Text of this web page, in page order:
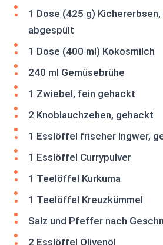
1 Dose (425 g)
abgespült
1 Dose (400 ml) Kokosmilch
240 ml Gemüsebrühe
1 Zwiebel, fein gehackt
2 Knoblauchzehen, gehackt
1 Esslöffel frischer Ingwer,
1 Esslöffel Currypulver
1 Teelöffel Kurkuma
1 Teelöffel Kreuzkümmel
Salz und Pfeffer nach
2 Esslöffel Olivenöl